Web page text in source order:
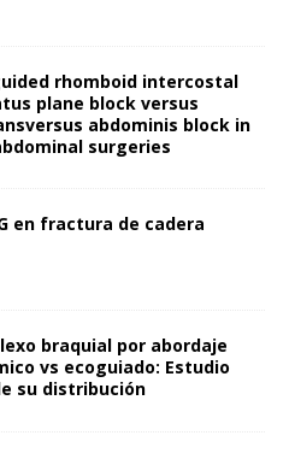
rhomboid intercostal
plane block versus
abdominis block in
surgeries
en fractura de cadera
braquial por abordaje
vs ecoguiado: Estudio
su distribución